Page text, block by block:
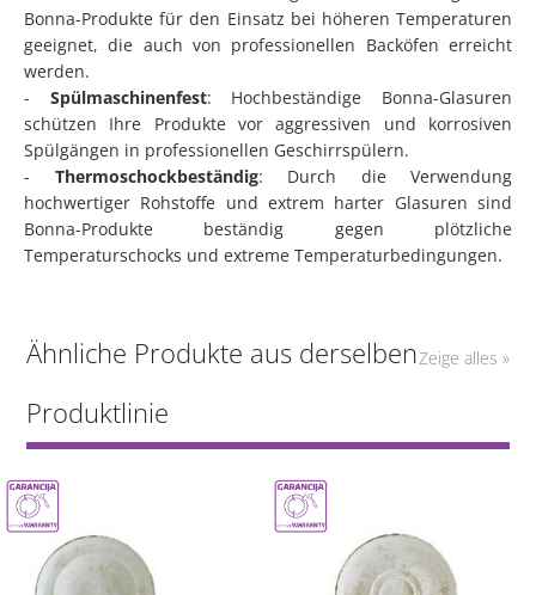
Bonna-Produkte für den Einsatz bei höheren Temperaturen
geeignet, die auch von professionellen Backöfen erreicht
werden.
- Spülmaschinenfest: Hochbeständige Bonna-Glasuren
schützen Ihre Produkte vor aggressiven und korrosiven
Spülgängen in professionellen Geschirrspülern.
- Thermoschockbeständig: Durch die Verwendung
hochwertiger Rohstoffe und extrem harter Glasuren sind
Bonna-Produkte beständig gegen plötzliche
Temperaturschocks und extreme Temperaturbedingungen.
Ähnliche Produkte aus derselben
Produktlinie
Zeige alles »